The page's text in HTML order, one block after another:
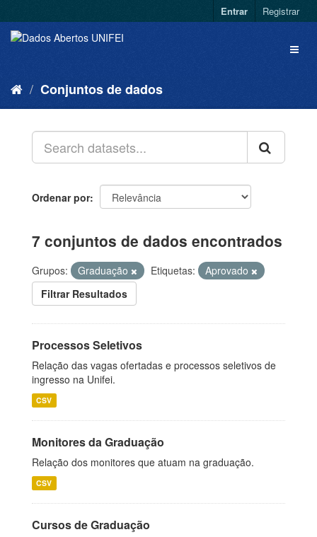
Entrar Registrar
Conjuntos de dados
Ordenar por
7 conjuntos de dados encontrados
Grupos: Graduação Etiquetas:
Aprovado
Filtrar Resultados
Processos Seletivos
Relação das vagas ofertadas e processos seletivos de
ingresso na Unifei.
CSV
Monitores da Graduação
Relação dos monitores que atuam na graduação.
CSV
Cursos de Graduação